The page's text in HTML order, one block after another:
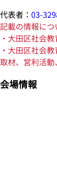
代表者： 03-
記載の情報につ
・大田区社会
・大田区社会
取材、営利活動
会場情報